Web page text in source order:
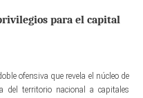
para el capital
ofensiva que revela el núcleo de
del territorio nacional a capitales